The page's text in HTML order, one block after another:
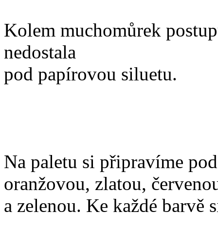
Kolem muchomůrek
nedostala
pod papírovou siluetu.
Na paletu si připravíme
oranžovou, zlatou,
a zelenou. Ke každé barvě